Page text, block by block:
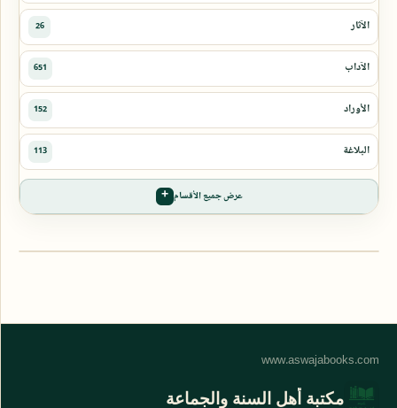
عرض جميع الأقسام
مكتبة أهل السنة والجماعة